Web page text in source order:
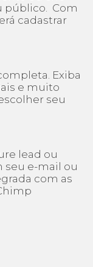
público. Com
cadastrar
Exiba
e muito
seu
lead ou
seu e-mail ou
com as